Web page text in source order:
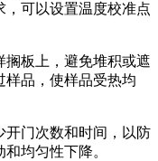
可以设置温度校准点
搁板上，避免堆积或遮
样品，使样品受热均
开门次数和时间，以防
均匀性下降。